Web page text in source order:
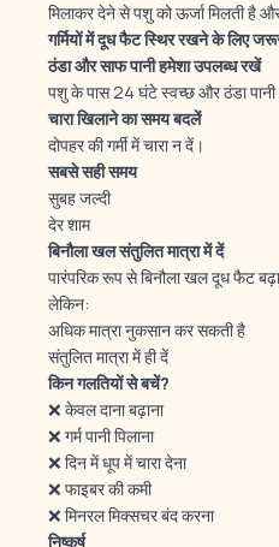
मिलाकर देने से पशु को ऊर्जा मिलती है और
गर्मियोंमेंदूधफैटस्थिररखनेकेलिए
ठंडाऔरसाफपानीहमेशाउपलब्धरखें
पशु के पास 24 घंटे स्वच्छ और ठंडा पानी
चाराखिलानेकासमयबदलें
दोपहर की गर्मी में चारा न दें।
सबसेसहीसमय
सुबह जल्दी
देर शाम
बिनौलाखलसंतुलितमात्रामेंदें
पारंपरिक रूप से बिनौला खल दूध फैट
लेकिन:
अधिक मात्रा नुकसान कर सकती है
संतुलित मात्रा में ही दें
किनगलतियोंसेबचें?
❌ केवल दाना बढ़ाना
❌ गर्म पानी पिलाना
❌ दिन में धूप में चारा देना
❌ फाइबर की कमी
❌ मिनरल मिक्सचर बंद करना
निष्कर्ष